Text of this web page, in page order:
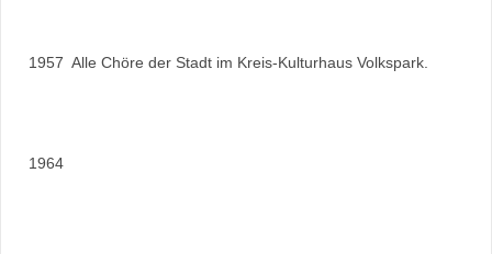
1957 Alle Chöre der Stadt im Kreis-Kulturhaus Volkspark.
1964